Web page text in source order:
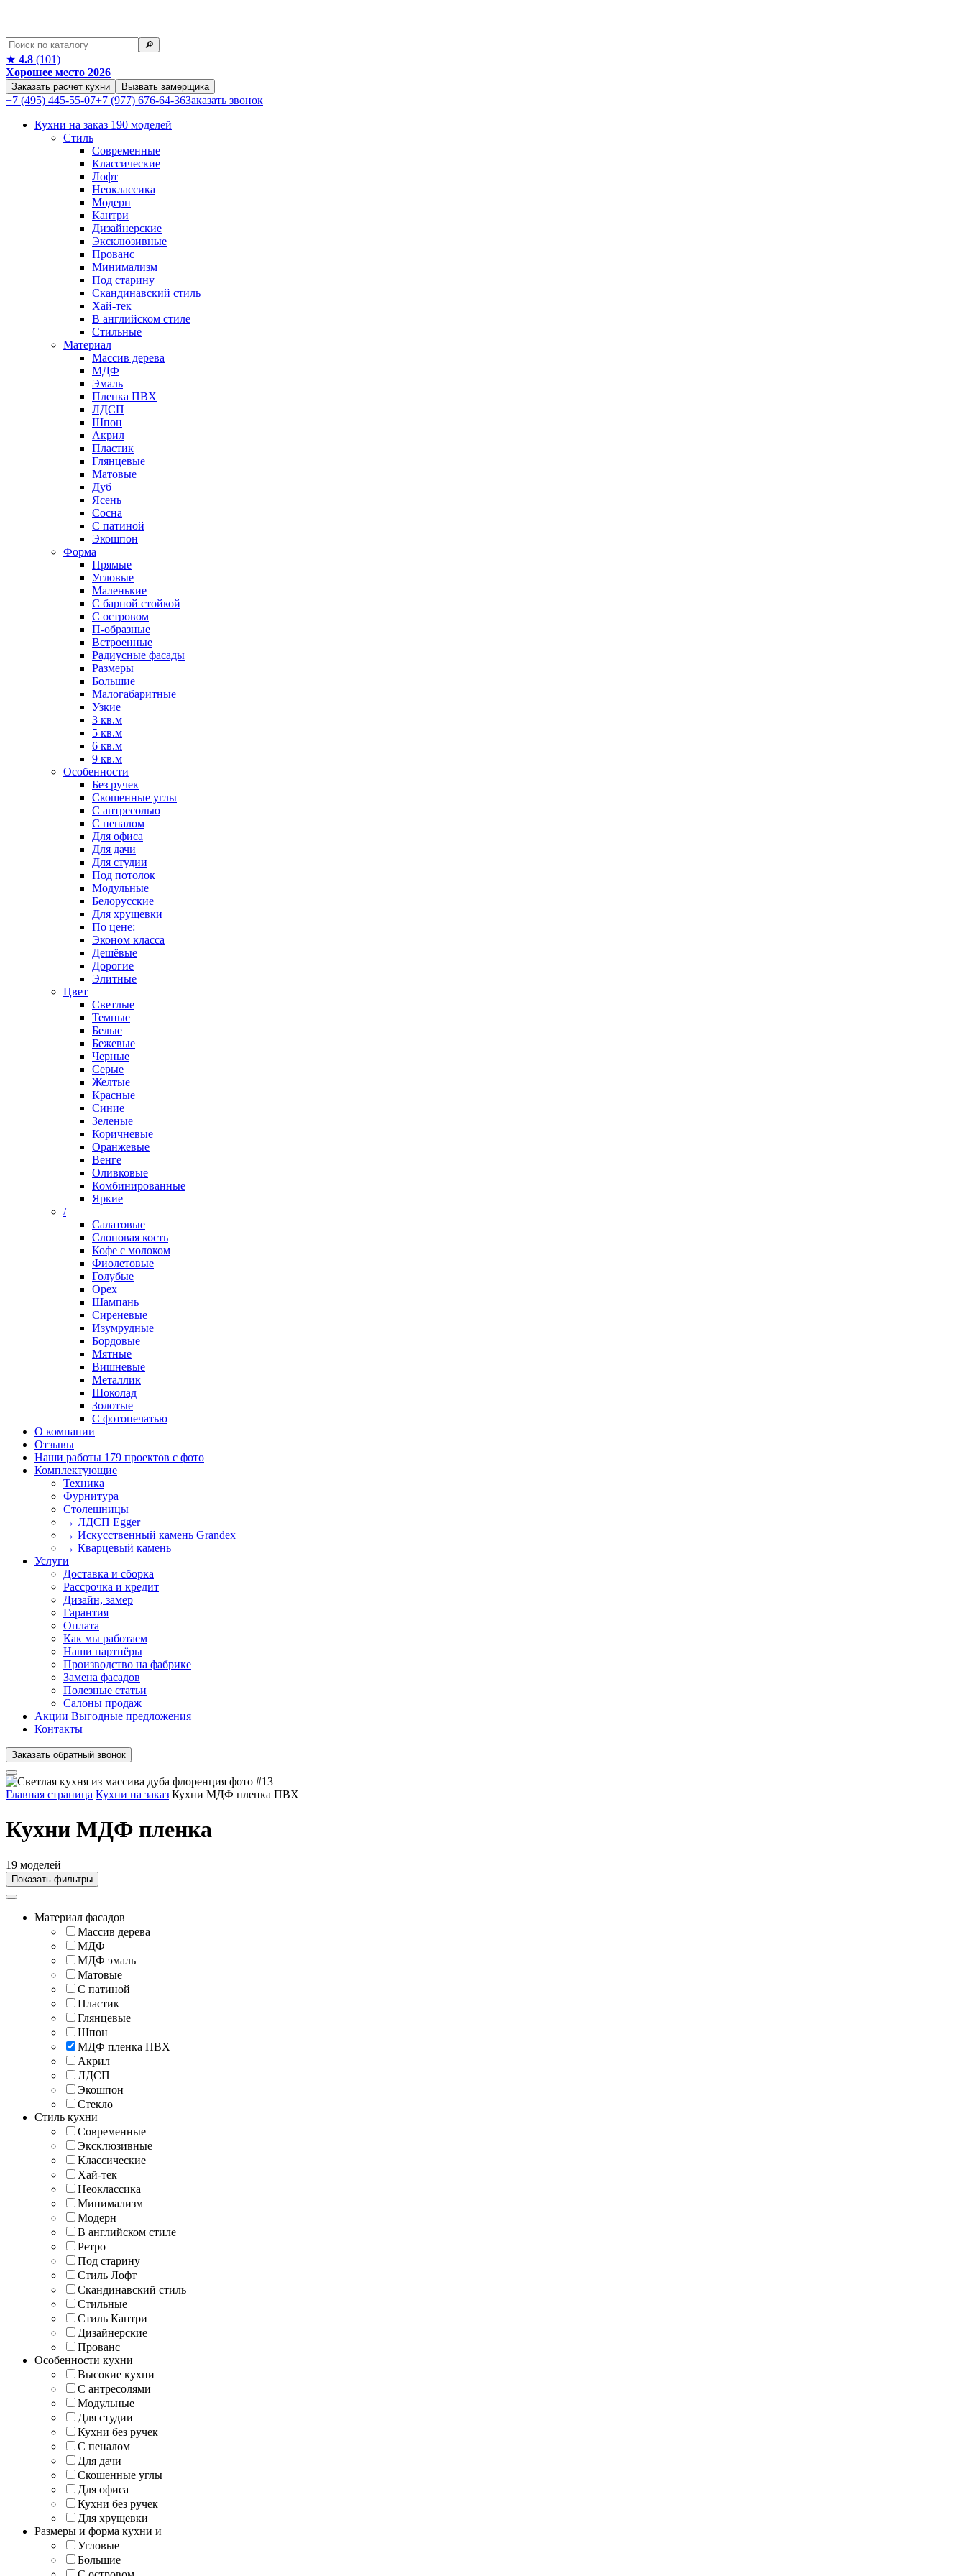
🔎︎
★ 4.8 (101)
Хорошее место 2026
Заказать расчет кухни Вызвать замерщика
+7 (495) 445-55-07+7 (977) 676-64-36Заказать звонок
Кухни на заказ 190 моделей
Стиль
Современные
Классические
Лофт
Неоклассика
Модерн
Кантри
Дизайнерские
Эксклюзивные
Прованс
Минимализм
Под старину
Скандинавский стиль
Хай-тек
В английском стиле
Стильные
Материал
Массив дерева
МДФ
Эмаль
Пленка ПВХ
ЛДСП
Шпон
Акрил
Пластик
Глянцевые
Матовые
Дуб
Ясень
Сосна
С патиной
Экошпон
Форма
Прямые
Угловые
Маленькие
С барной стойкой
С островом
П-образные
Встроенные
Радиусные фасады
Размеры
Большие
Малогабаритные
Узкие
3 кв.м
5 кв.м
6 кв.м
9 кв.м
Особенности
Без ручек
Скошенные углы
С антресолью
С пеналом
Для офиса
Для дачи
Для студии
Под потолок
Модульные
Белорусские
Для хрущевки
По цене:
Эконом класса
Дешёвые
Дорогие
Элитные
Цвет
Светлые
Темные
Белые
Бежевые
Черные
Серые
Желтые
Красные
Синие
Зеленые
Коричневые
Оранжевые
Венге
Оливковые
Комбинированные
Яркие
/
Салатовые
Слоновая кость
Кофе с молоком
Фиолетовые
Голубые
Орех
Шампань
Сиреневые
Изумрудные
Бордовые
Мятные
Вишневые
Металлик
Шоколад
Золотые
С фотопечатью
О компании
Отзывы
Наши работы 179 проектов с фото
Комплектующие
Техника
Фурнитура
Столешницы
→ ЛДСП Egger
→ Искусственный камень Grandex
→ Кварцевый камень
Услуги
Доставка и сборка
Рассрочка и кредит
Дизайн, замер
Гарантия
Оплата
Как мы работаем
Наши партнёры
Производство на фабрике
Замена фасадов
Полезные статьи
Салоны продаж
Акции Выгодные предложения
Контакты
Заказать обратный звонок
Главная страница Кухни на заказ Кухни МДФ пленка ПВХ
Кухни МДФ пленка
19 моделей
Показать фильтры
Материал фасадов
Массив дерева
МДФ
МДФ эмаль
Матовые
С патиной
Пластик
Глянцевые
Шпон
МДФ пленка ПВХ
Акрил
ЛДСП
Экошпон
Стекло
Стиль кухни
Современные
Эксклюзивные
Классические
Хай-тек
Неоклассика
Минимализм
Модерн
В английском стиле
Ретро
Под старину
Стиль Лофт
Скандинавский стиль
Стильные
Стиль Кантри
Дизайнерские
Прованс
Особенности кухни
Высокие кухни
С антресолями
Модульные
Для студии
Кухни без ручек
С пеналом
Для дачи
Скошенные углы
Для офиса
Кухни без ручек
Для хрущевки
Размеры и форма кухни и
Угловые
Большие